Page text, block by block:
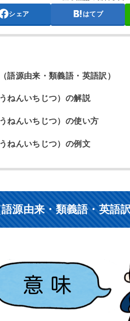
シェア はてブ
語源由来・類義語・英語訳）
ねんいちじつ）の解説
ねんいちじつ）の使い方
ねんいちじつ）の例文
源由来・類義語・英語